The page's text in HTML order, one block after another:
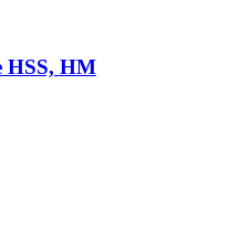
HSS, HM